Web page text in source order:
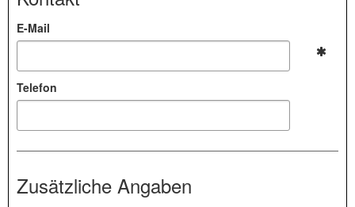
E-Mail
Telefon
Zusätzliche Angaben